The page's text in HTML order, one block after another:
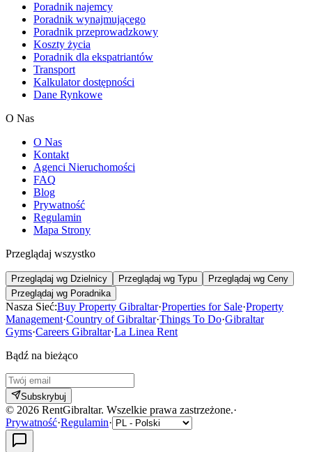
Poradnik najemcy
Poradnik wynajmującego
Poradnik przeprowadzkowy
Koszty życia
Poradnik dla ekspatriantów
Transport
Kalkulator dostępności
Dane Rynkowe
O Nas
O Nas
Kontakt
Agenci Nieruchomości
FAQ
Blog
Prywatność
Regulamin
Mapa Strony
Przeglądaj wszystko
Przeglądaj wg Dzielnicy Przeglądaj wg Typu
Przeglądaj wg Ceny
Przeglądaj wg Poradnika
Nasza Sieć:Buy Property Gibraltar·Properties for Sale·Property
Management·Country of Gibraltar·Things To Do·Gibraltar
Gyms·Careers Gibraltar·La Linea Rent
Bądź na bieżąco
Subskrybuj
© 2026 RentGibraltar. Wszelkie prawa zastrzeżone.·
Prywatność·Regulamin·